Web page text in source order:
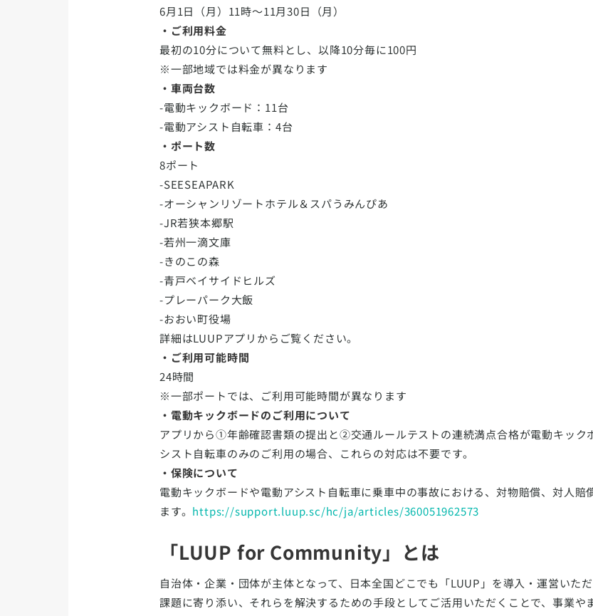
6月1日（月）11時～11月30日（月）
・ご利用料金
最初の10分について無料とし、以降10分毎に100円
※一部地域では料金が異なります
・車両台数
-電動キックボード：11台
-電動アシスト自転車：4台
・ポート数
8ポート
-SEESEAPARK
-オーシャンリゾートホテル＆スパうみんぴあ
-JR若狭本郷駅
-若州一滴文庫
-きのこの森
-青戸ベイサイドヒルズ
-プレーパーク大飯
-おおい町役場
詳細はLUUPアプリからご覧ください。
・ご利用可能時間
24時間
※一部ポートでは、ご利用可能時間が異なります
・電動キックボードのご利用について
アプリから①年齢確認書類の提出と②交通ルールテストの連続満点合格が電動キック
シスト自転車のみのご利用の場合、これらの対応は不要です。
・保険について
電動キックボードや電動アシスト自転車に乗車中の事故における、対物賠償、対人賠
ます。 https://support.luup.sc/hc/ja/articles/360051962573
「LUUP for Community」とは
自治体・企業・団体が主体となって、日本全国どこでも「LUUP」を導入・運営いた
課題に寄り添い、それらを解決するための手段としてご活用いただくことで、事業や